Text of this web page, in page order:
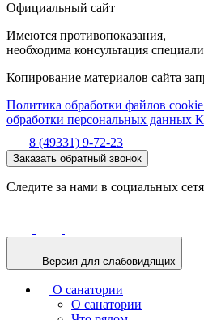
Официальный сайт
Имеются противопоказания,
необходима консультация
Копирование материалов сайта
Политика обработки файлов cookie
обработки персональных данных
8 (49331) 9-72-23
Заказать обратный звонок
Следите за нами в социальных
Версия для слабовидящих
О санатории
О санатории